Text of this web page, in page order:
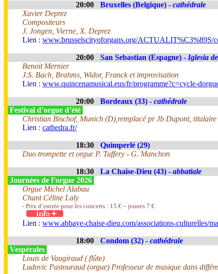
20:00 Bruxelles (Belgique) - cathédrale
Xavier Deprez
Compositeurs
J. Jongen, Vierne, X. Deprez
Lien : www.brusselscityoforgans.org/ACTUALIT%C3%89S/
20:00 San Sebastian (Espagne) - Iglesia
Benoit Mernier
J.S. Bach, Brahms, Widor, Franck et improvisation
Lien : www.quincenamusical.eus/fr/programme?c=cycle-
20:00 Bordeaux (33) - cathédrale
Festival d’orgue d’été
Christian Bischof, Munich (D),remplacé pr Jb Dupont, titulaire
Lien : cathedra.fr/
18:30
Quimperlé (29)
Duo trompette et orgue P. Tuffery - G. Manchon
18:30 La Chaise-Dieu (43) - abbatiale
Journées de l’orgue 2026
Orgue Michel Alabau
Chant Céline Laly
- Prix d’entrée pour les concerts : 15 € – jeunes 7 €
Lien : www.abbaye-chaise-dieu.com/associations-culturelles/
18:00 Condom (32) - cathédrale
Vespérales
Louis de Vaugiraud ( flûte)
Ludovic Pastouraud (orgue) Professeur de musique dans